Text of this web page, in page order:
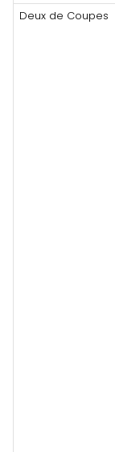
Deux de Coupes